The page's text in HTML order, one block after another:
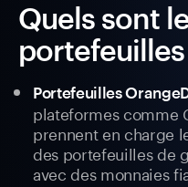
Quels sont
Portefeuilles
plateformes comme
prennent en charge
des portefeuilles de
avec des monnaies